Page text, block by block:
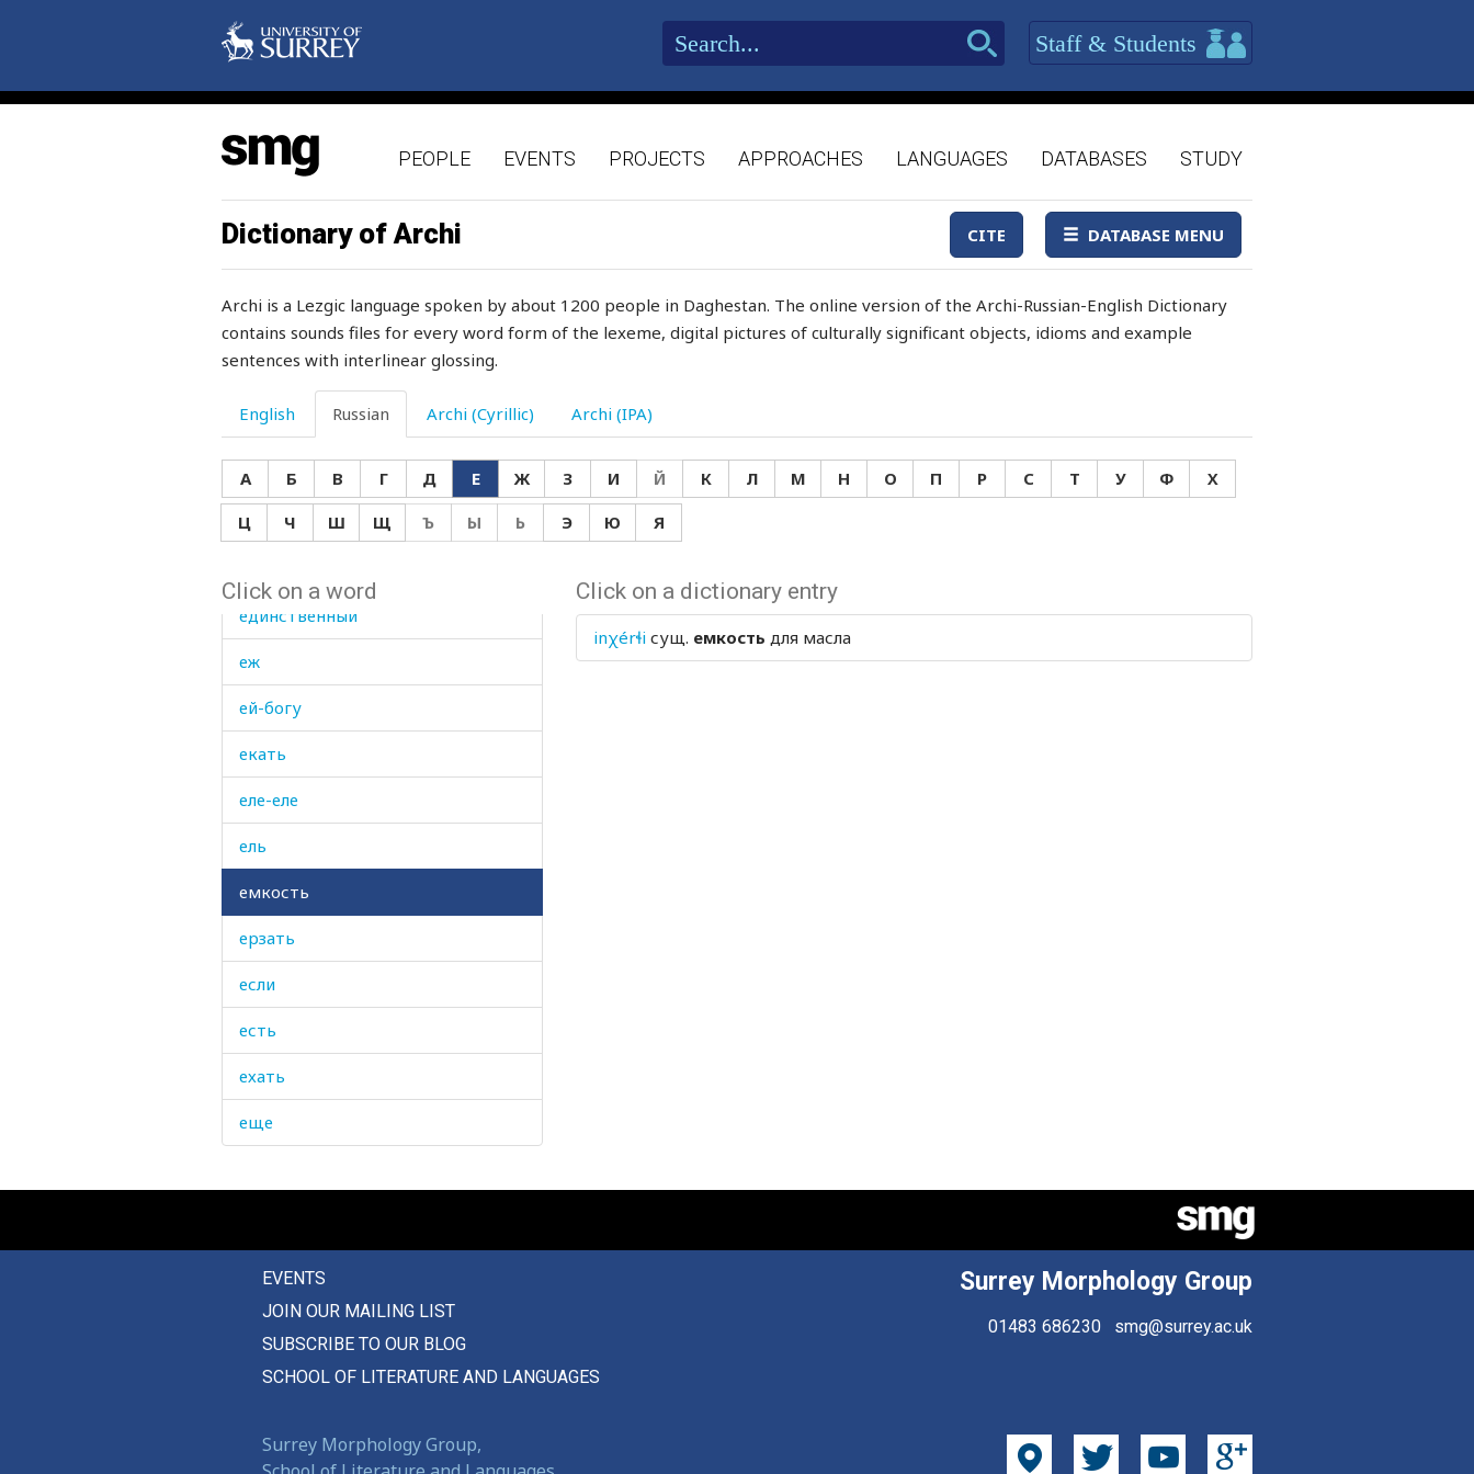
Staff & Students
PEOPLE EVENTS PROJECTS APPROACHES LANGUAGES DATABASES STUDY
Dictionary of Archi CITE DATABASE MENU
Archi is a Lezgic language spoken by about 1200 people in Daghestan. The online version of the Archi-Russian-English Dictionary
contains sounds files for every word form of the lexeme, digital pictures of culturally significant objects, idioms and example
sentences with interlinear glossing.
English Russian Archi (Cyrillic) Archi (IPA)
А Б В Г Д Е Ж З И Й К Л М Н О П Р С Т У Ф
Х
Ц
Ч Ш Щ Ъ Ы Ь Э Ю Я
Click on a word
еврей
его
еда
единогласие
единственный
еж
ей-богу
екать
еле-еле
ель
емкость
ерзать
если
есть
ехать
еще
Click on a dictionary entry
inχérɬi сущ. емкость для масла
EVENTS
JOIN OUR MAILING LIST
SUBSCRIBE TO OUR BLOG
SCHOOL OF LITERATURE AND LANGUAGES
Surrey Morphology Group
01483 686230 smg@surrey.ac.uk
Surrey Morphology Group,